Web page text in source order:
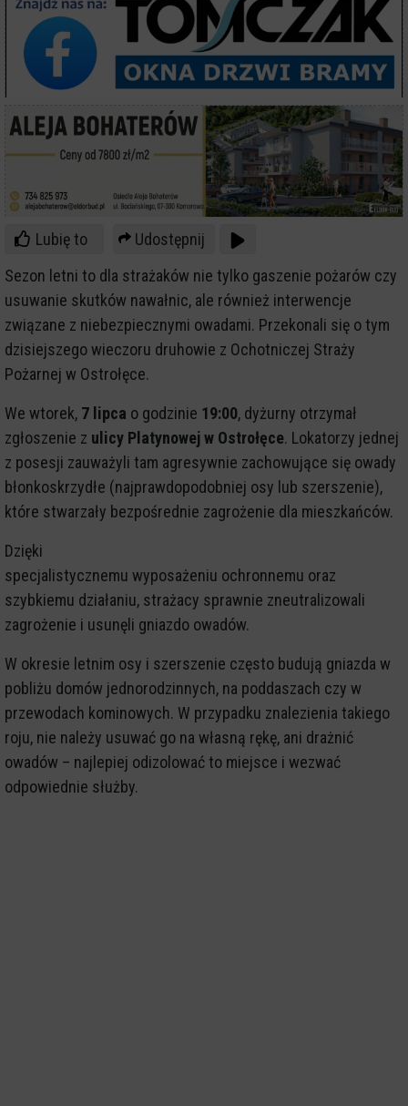
Lubię to
Udostępnij
Sezon letni to dla strażaków nie tylko gaszenie pożarów czy
usuwanie skutków nawałnic, ale również interwencje
związane z niebezpiecznymi owadami. Przekonali się o tym
dzisiejszego wieczoru druhowie z Ochotniczej Straży
Pożarnej w Ostrołęce.
We wtorek, 7 lipca o godzinie 19:00, dyżurny otrzymał
zgłoszenie z ulicy Platynowej w Ostrołęce. Lokatorzy jednej
z posesji zauważyli tam agresywnie zachowujące się owady
błonkoskrzydłe (najprawdopodobniej osy lub szerszenie),
które stwarzały bezpośrednie zagrożenie dla mieszkańców.
Dzięki
specjalistycznemu wyposażeniu ochronnemu oraz
szybkiemu działaniu, strażacy sprawnie zneutralizowali
zagrożenie i usunęli gniazdo owadów.
W okresie letnim osy i szerszenie często budują gniazda w
pobliżu domów jednorodzinnych, na poddaszach czy w
przewodach kominowych. W przypadku znalezienia takiego
roju, nie należy usuwać go na własną rękę, ani drażnić
owadów – najlepiej odizolować to miejsce i wezwać
odpowiednie służby.